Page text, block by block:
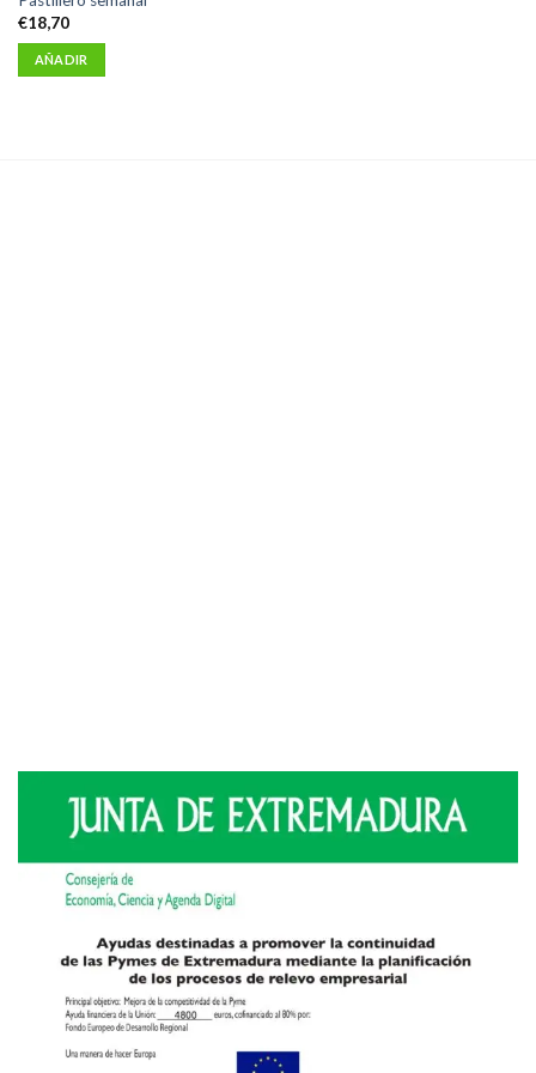
€18,70
AÑADIR